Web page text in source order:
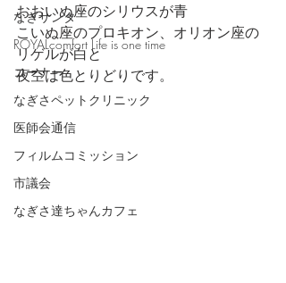
なぎサンタ
ROYALcomfort Life is one time
コーナー
なぎさペットクリニック
医師会通信
フィルムコミッション
市議会
なぎさ達ちゃんカフェ
おおいぬ座のシリウスが青
こいぬ座のプロキオン、オリオン座の
リゲルが白と
夜空は色とりどりです。